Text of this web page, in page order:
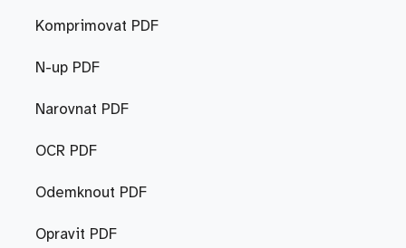
Komprimovat PDF
N-up PDF
Narovnat PDF
OCR PDF
Odemknout PDF
Opravit PDF